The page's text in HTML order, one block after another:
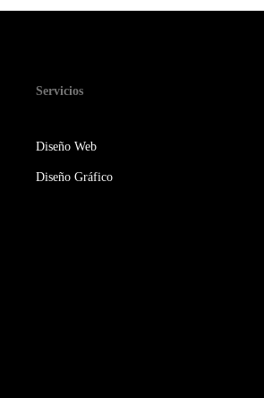
Servicios
Diseño Web
Diseño Gráfico